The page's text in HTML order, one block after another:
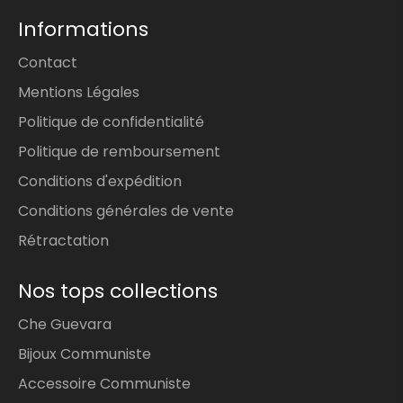
Informations
Contact
Mentions Légales
Politique de confidentialité
Politique de remboursement
Conditions d'expédition
Conditions générales de vente
Rétractation
Nos tops collections
Che Guevara
Bijoux Communiste
Accessoire Communiste